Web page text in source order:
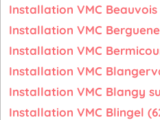
Installation VMC Beauvois
Installation VMC
Installation VMC
Installation VMC
Installation VMC Blangy
Installation VMC Blingel